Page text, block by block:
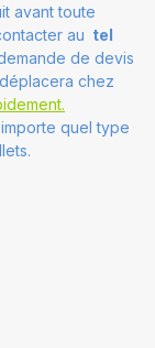
avant toute
au tel
de devis
chez
quel type